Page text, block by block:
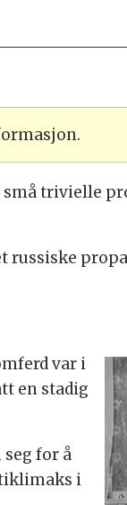
små trivielle
russiske
var i
en stadig
for å
i